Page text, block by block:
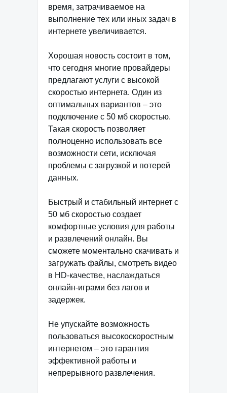
время, затрачиваемое на
выполнение тех или иных задач в
интернете увеличивается.
Хорошая новость состоит в том,
что сегодня многие провайдеры
предлагают услуги с высокой
скоростью интернета. Один из
оптимальных вариантов – это
подключение с 50 мб скоростью.
Такая скорость позволяет
полноценно использовать все
возможности сети, исключая
проблемы с загрузкой и потерей
данных.
Быстрый и стабильный интернет с
50 мб скоростью создает
комфортные условия для работы
и развлечений онлайн. Вы
сможете моментально скачивать и
загружать файлы, смотреть видео
в HD-качестве, наслаждаться
онлайн-играми без лагов и
задержек.
Не упускайте возможность
пользоваться высокоскоростным
интернетом – это гарантия
эффективной работы и
непрерывного развлечения.